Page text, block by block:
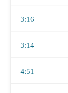
3:16
3:14
4:51